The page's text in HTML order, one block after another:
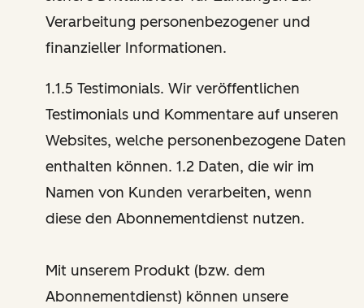
Verarbeitung personenbezogener und
finanzieller Informationen.
1.1.5 Testimonials. Wir veröffentlichen
Testimonials und Kommentare auf unseren
Websites, welche personenbezogene Daten
enthalten können. 1.2 Daten, die wir im
Namen von Kunden verarbeiten, wenn
diese den Abonnementdienst nutzen.
Mit unserem Produkt (bzw. dem
Abonnementdienst) können unsere